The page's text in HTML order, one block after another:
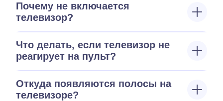
Почему не включается
телевизор?
Что делать, если телевизор не
реагирует на пульт?
Откуда появляются полосы на
телевизоре?